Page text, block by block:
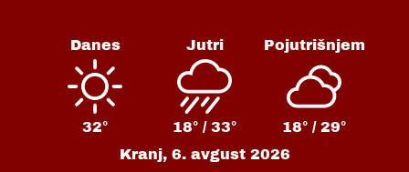
Danes
32°
Jutri
18° / 33°
Pojutrišnjem
18° / 29°
Kranj, 6. avgust 2026